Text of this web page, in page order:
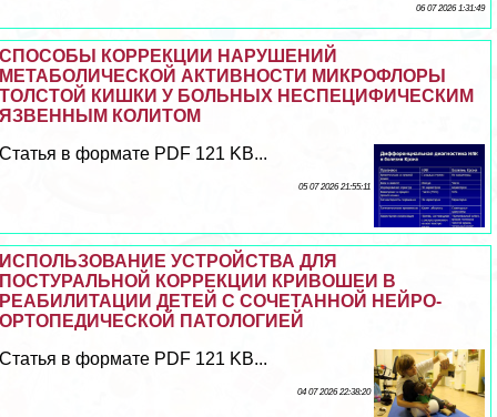
06 07 2026 1:31:49
СПОСОБЫ КОРРЕКЦИИ НАРУШЕНИЙ
МЕТАБОЛИЧЕСКОЙ АКТИВНОСТИ МИКРОФЛОРЫ
ТОЛСТОЙ КИШКИ У БОЛЬНЫХ НЕСПЕЦИФИЧЕСКИМ
ЯЗВЕННЫМ КОЛИТОМ
Статья в формате PDF 121 KB...
05 07 2026 21:55:11
ИСПОЛЬЗОВАНИЕ УСТРОЙСТВА ДЛЯ
ПОСТУРАЛЬНОЙ КОРРЕКЦИИ КРИВОШЕИ В
РЕАБИЛИТАЦИИ ДЕТЕЙ С СОЧЕТАННОЙ НЕЙРО-
ОРТОПЕДИЧЕСКОЙ ПАТОЛОГИЕЙ
Статья в формате PDF 121 KB...
04 07 2026 22:38:20